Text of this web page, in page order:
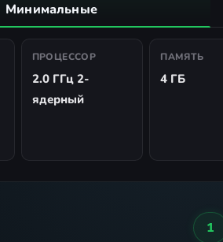
Минимальные
ПРОЦЕССОР
2.0 ГГц 2-
ядерный
ПАМЯТЬ
4 ГБ
1